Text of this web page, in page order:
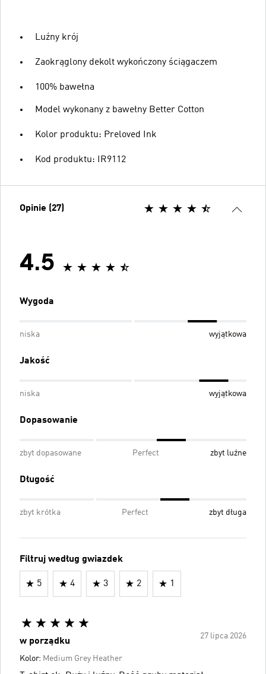
Luźny krój
Zaokrąglony dekolt wykończony ściągaczem
100% bawełna
Model wykonany z bawełny Better Cotton
Kolor produktu: Preloved Ink
Kod produktu: IR9112
Opinie (27)
4.5
Wygoda
niska wyjątkowa
Jakość
niska wyjątkowa
Dopasowanie
zbyt dopasowane Perfect zbyt luźne
Długość
zbyt krótka Perfect zbyt długa
Filtruj według gwiazdek
5 4 3 2 1
27 lipca 2026
w porządku
Kolor: Medium Grey Heather